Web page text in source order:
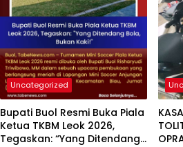
Uncategorized
Bupati Buol Resmi Buka Piala
Ketua TKBM Leok 2026,
Tegaskan: “Yang Ditendang